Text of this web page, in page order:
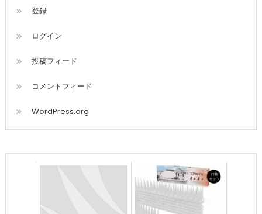
登録
ログイン
投稿フィード
コメントフィード
WordPress.org